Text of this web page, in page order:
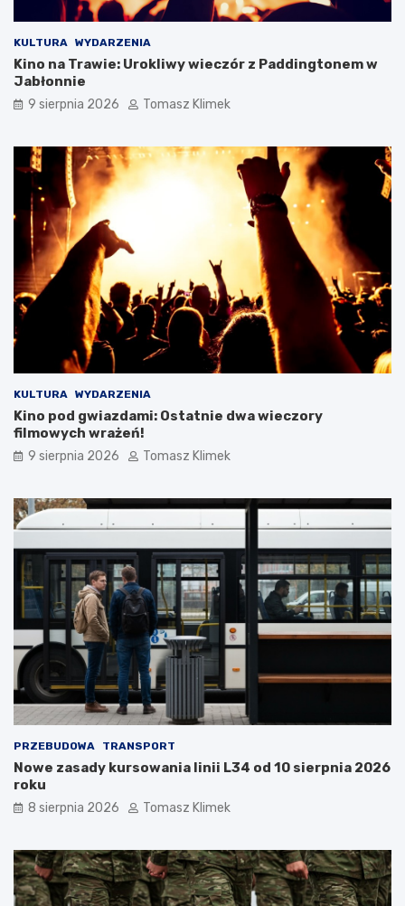
KULTURA WYDARZENIA
Kino na Trawie: Urokliwy wieczór z Paddingtonem w
Jabłonnie
9 sierpnia 2026 Tomasz Klimek
KULTURA WYDARZENIA
Kino pod gwiazdami: Ostatnie dwa wieczory
filmowych wrażeń!
9 sierpnia 2026 Tomasz Klimek
PRZEBUDOWA TRANSPORT
Nowe zasady kursowania linii L34 od 10 sierpnia 2026
roku
8 sierpnia 2026 Tomasz Klimek